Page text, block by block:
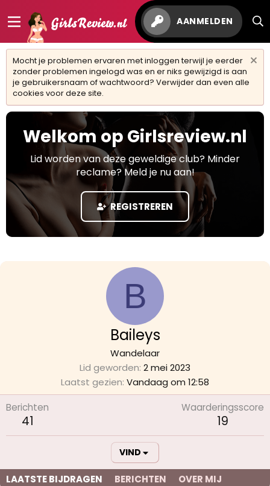
AANMELDEN
Mocht je problemen ervaren met inloggen terwijl je eerder
zonder problemen ingelogd was en er niks gewijzigd is aan
je gebruikersnaam of wachtwoord? Verwijder dan even alle
cookies voor deze site.
Welkom op Girlsreview.nl
Lid worden van deze geweldige club? Minder
reclame? Meld je nu aan!
REGISTREREN
B
Baileys
Wandelaar
Lid geworden 2 mei 2023
Laatst gezien Vandaag om 12:58
Berichten
41
Waarderingsscore
19
VIND
LAATSTE BIJDRAGEN BERICHTEN OVER MIJ